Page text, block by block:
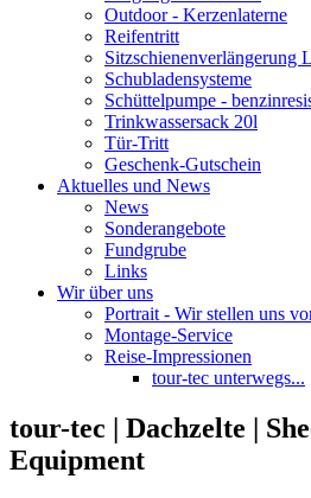
Outdoor - Kerzenlaterne
Reifentritt
Sitzschienenverlängerung
Schubladensysteme
Schüttelpumpe -
Trinkwassersack 20l
Tür-Tritt
Geschenk-Gutschein
Aktuelles und News
News
Sonderangebote
Fundgrube
Links
Wir über uns
Portrait - Wir stellen uns
Montage-Service
Reise-Impressionen
tour-tec unterwegs...
tour-tec | Dachzelte |
Equipment